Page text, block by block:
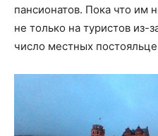
пансионатов. Пока что им
не только на туристов из-
число местных